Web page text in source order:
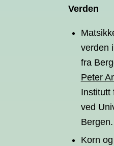
Verden
verden
fra
Peter
Institutt
ved
Bergen.
Korn og